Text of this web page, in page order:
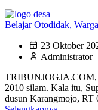
Belajar Otodidak,
23 Oktober
Administrator
TRIBUNJOGJA.COM,
2010 silam. Kala itu,
dusun Karangmojo, RT